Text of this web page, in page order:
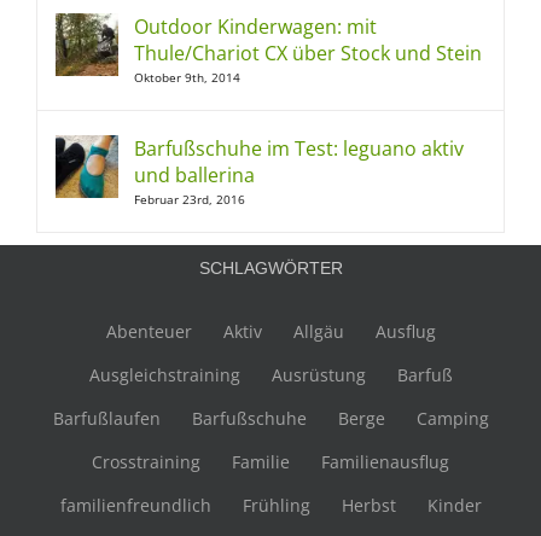
Outdoor Kinderwagen: mit
Thule/Chariot CX über Stock und Stein
Oktober 9th, 2014
Barfußschuhe im Test: leguano aktiv
und ballerina
Februar 23rd, 2016
SCHLAGWÖRTER
Abenteuer Aktiv Allgäu
Ausflug
Ausgleichstraining
Ausrüstung
Barfuß
Barfußlaufen
Barfußschuhe Berge
Camping
Crosstraining
Familie
Familienausflug
familienfreundlich
Frühling Herbst
Kinder